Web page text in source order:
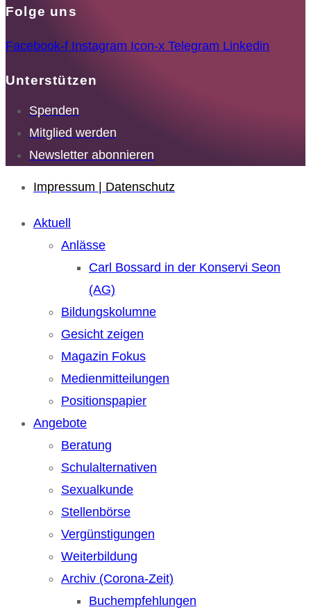
Folge uns
Facebook-f Instagram Icon-x Telegram Linkedin
Unterstützen
Spenden
Mitglied werden
Newsletter abonnieren
Impressum | Datenschutz
Aktuell
Anlässe
Carl Bossard in der Konservi Seon
(AG)
Bildungskolumne
Gesicht zeigen
Magazin Fokus
Medienmitteilungen
Positionspapier
Angebote
Beratung
Schulalternativen
Sexualkunde
Stellenbörse
Vergünstigungen
Weiterbildung
Archiv (Corona-Zeit)
Buchempfehlungen